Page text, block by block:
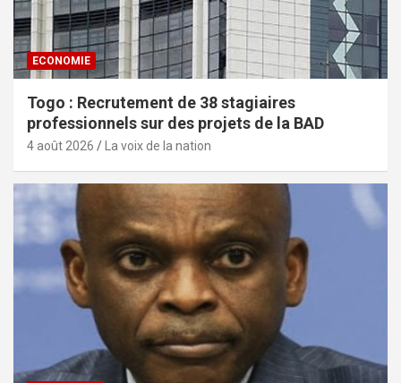
ECONOMIE
Togo : Recrutement de 38 stagiaires
professionnels sur des projets de la BAD
4 août 2026 La voix de la nation